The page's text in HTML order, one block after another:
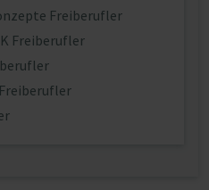
Freiberufler
Freiberufler